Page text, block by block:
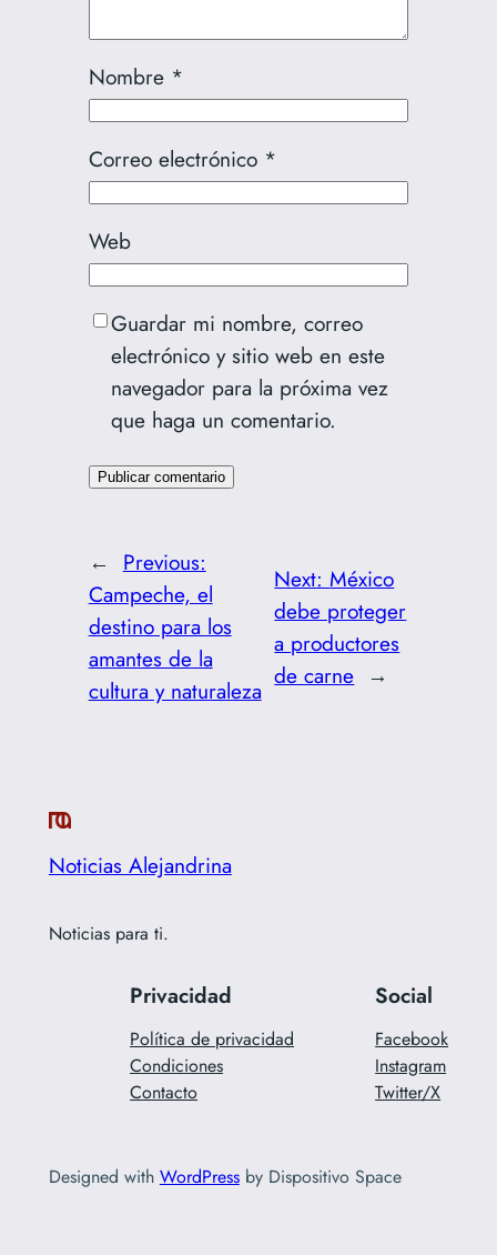
Nombre *
Correo electrónico *
Web
Guardar mi nombre, correo
electrónico y sitio web en este
navegador para la próxima vez
que haga un comentario.
← Previous:
Campeche, el
destino para los
amantes de la
cultura y naturaleza
Next:México
debe proteger
a productores
de carne →
Noticias Alejandrina
Noticias para ti.
Privacidad
Política de privacidad
Condiciones
Contacto
Social
Facebook
Instagram
Twitter/X
Designed with WordPressby Dispositivo Space